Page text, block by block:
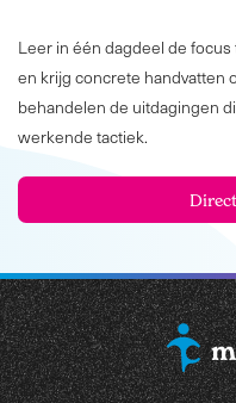
Leer in één dagdeel de
en krijg concrete handvatten
behandelen de uitdagingen
werkende tactiek.